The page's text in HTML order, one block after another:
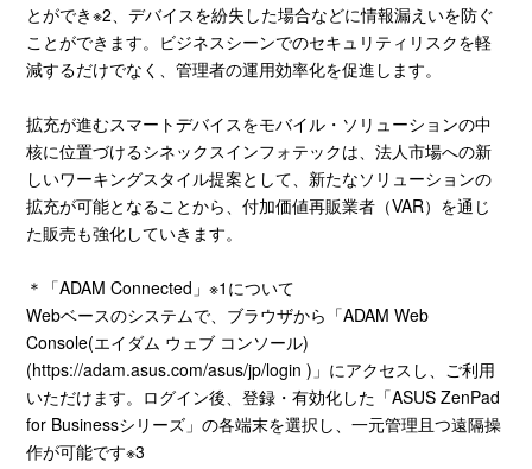
とができ※2、デバイスを紛失した場合などに情報漏えいを防ぐ
ことができます。ビジネスシーンでのセキュリティリスクを軽
減するだけでなく、管理者の運用効率化を促進します。
拡充が進むスマートデバイスをモバイル・ソリューションの中
核に位置づけるシネックスインフォテックは、法人市場への新
しいワーキングスタイル提案として、新たなソリューションの
拡充が可能となることから、付加価値再販業者（VAR）を通じ
た販売も強化していきます。
＊「ADAM Connected」※1について
Webベースのシステムで、ブラウザから「ADAM Web
Console(エイダム ウェブ コンソール)
(https://adam.asus.com/asus/jp/login )」にアクセスし、ご利用
いただけます。ログイン後、登録・有効化した「ASUS ZenPad
for Businessシリーズ」の各端末を選択し、一元管理且つ遠隔操
作が可能です※3